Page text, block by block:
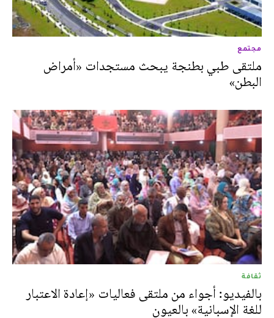
مجتمع
ملتقى طبي بطنجة يبحث مستجدات «أمراض
البطن»
ثقافة
بالفيديو: أجواء من ملتقى فعاليات «إعادة الاعتبار
للغة الإسبانية» بالعيون